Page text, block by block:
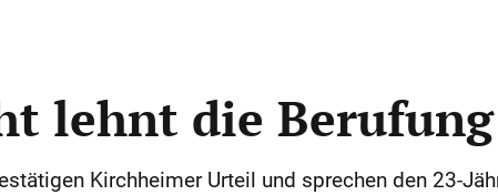
lehnt die
Kirchheimer Urteil und sprechen den 23-